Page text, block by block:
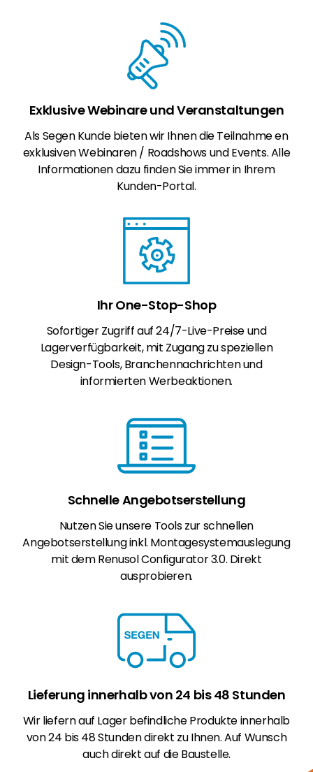
Exklusive Webinare und Veranstaltungen
Als Segen Kunde bieten wir Ihnen die Teilnahme en
exklusiven Webinaren / Roadshows und Events. Alle
Informationen dazu finden Sie immer in Ihrem
Kunden-Portal.
Ihr One-Stop-Shop
Sofortiger Zugriff auf 24/7-Live-Preise und
Lagerverfügbarkeit, mit Zugang zu speziellen
Design-Tools, Branchennachrichten und
informierten Werbeaktionen.
Schnelle Angebotserstellung
Nutzen Sie unsere Tools zur schnellen
Angebotserstellung inkl. Montagesystemauslegung
mit dem Renusol Configurator 3.0. Direkt
ausprobieren.
Lieferung innerhalb von 24 bis 48 Stunden
Wir liefern auf Lager befindliche Produkte innerhalb
von 24 bis 48 Stunden direkt zu Ihnen. Auf Wunsch
auch direkt auf die Baustelle.